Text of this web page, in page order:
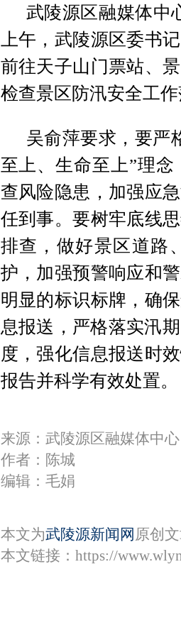
武陵源区融媒体中
上午，武陵源区委书
前往天子山门票站、
检查景区防汛安全工
吴俞萍要求，要严
至上、生命至上”理
查风险隐患，加强应
任到事。要树牢底线
排查，做好景区道路
护，加强预警响应和
明显的标识标牌，确
息报送，严格落实汛
度，强化信息报送时
报告并科学有效处置。
来源：武陵源区融媒体中心
作者：陈城
编辑：毛娟
本文为武陵源新闻网 原创
本文链接： https://